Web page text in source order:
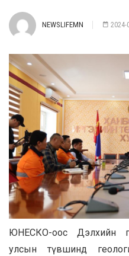
NEWSLIFEMN 2024-
ЮНЕСКО-оос Дэлхийн
улсын түвшинд